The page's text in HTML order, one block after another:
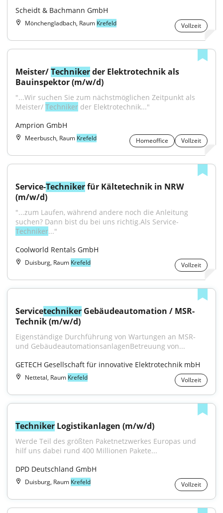
Scheidt & Bachmann GmbH
Mönchengladbach, Raum Krefeld Vollzeit
Meister/ Techniker der Elektrotechnik als
Bauinspektor (m/w/d)
"...Wir suchen Sie zum nächstmöglichen Zeitpunkt als
Meister/ Techniker der Elektrotechnik..."
Amprion GmbH
Meerbusch, Raum Krefeld Homeoffice Vollzeit
Service-Techniker für Kältetechnik in NRW
(m/w/d)
"...zum Laufen, während andere noch die Anleitung
suchen? Dann bist du bei uns richtig.Als Service-
Techniker..."
Coolworld Rentals GmbH
Duisburg, Raum Krefeld Vollzeit
Servicetechniker Gebäudeautomation / MSR-
Technik (m/w/d)
Eigenständige Durchführung von Wartungen an MSR‑
und GebäudeautomationsanlagenBetreuung von...
GETECH Gesellschaft für innovative Elektrotechnik mbH
Nettetal, Raum Krefeld Vollzeit
Techniker Logistikanlagen (m/w/d)
Werde Teil des größten Paketnetzwerkes Europas und
hilf uns dabei rund 400 Millionen Pakete...
DPD Deutschland GmbH
Duisburg, Raum Krefeld Vollzeit